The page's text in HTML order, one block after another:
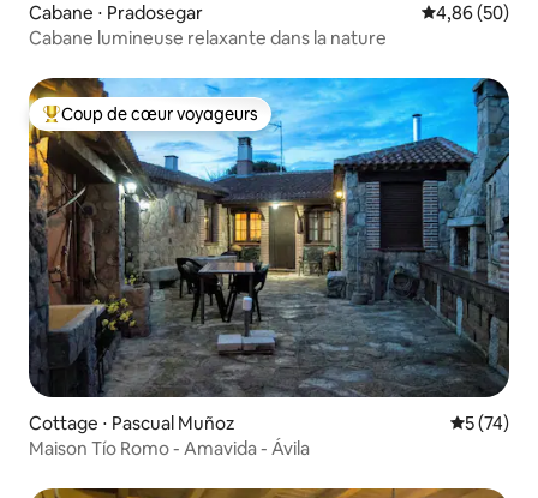
Cabane ⋅ Pradosegar Évaluation
4,86 (50)
Cabane lumineuse relaxante dans la nature
Coups de cœur voyageurs les plus appréciés
Coup de cœur voyageurs
Cottage ⋅ Pascual Muñoz
5 (74)
Maison Tío Romo - Amavida - Ávila